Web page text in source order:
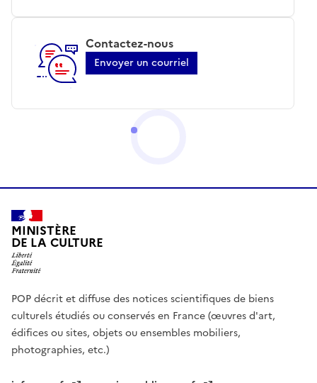
Contactez-nous
Envoyer un courriel
MINISTÈRE
DE LA CULTURE
POP décrit et diffuse des notices scientifiques de biens
culturels étudiés ou conservés en France (œuvres d'art,
édifices ou sites, objets ou ensembles mobiliers,
photographies, etc.)